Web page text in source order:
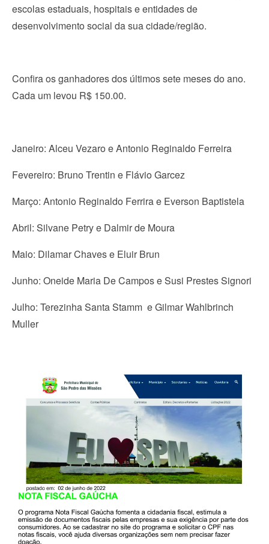
escolas estaduais, hospitais e entidades de
desenvolvimento social da sua cidade/região.
Confira os ganhadores dos últimos sete meses do ano.
Cada um levou R$ 150.00.
Janeiro: Alceu Vezaro e Antonio Reginaldo Ferreira
Fevereiro: Bruno Trentin e Flávio Garcez
Março: Antonio Reginaldo Ferrira e Everson Baptistela
Abril: Silvane Petry e Dalmir de Moura
Maio: Dilamar Chaves e Eluir Brun
Junho: Oneide Maria De Campos e Susi Prestes Signori
Julho: Terezinha Santa Stamm e Gilmar Wahlbrinch
Muller